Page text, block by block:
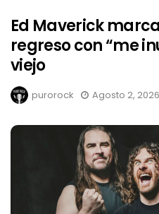
Ed Maverick
regreso con “me
viejo
purorock Agosto 2, 2026